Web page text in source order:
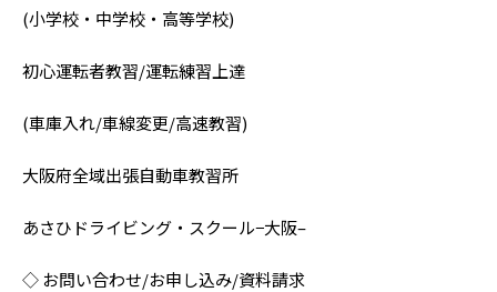
(小学校・中学校・高等学校)
初心運転者教習/運転練習上達
(車庫入れ/車線変更/高速教習)
大阪府全域出張自動車教習所
あさひドライビング・スクール−大阪–
◇ お問い合わせ/お申し込み/資料請求